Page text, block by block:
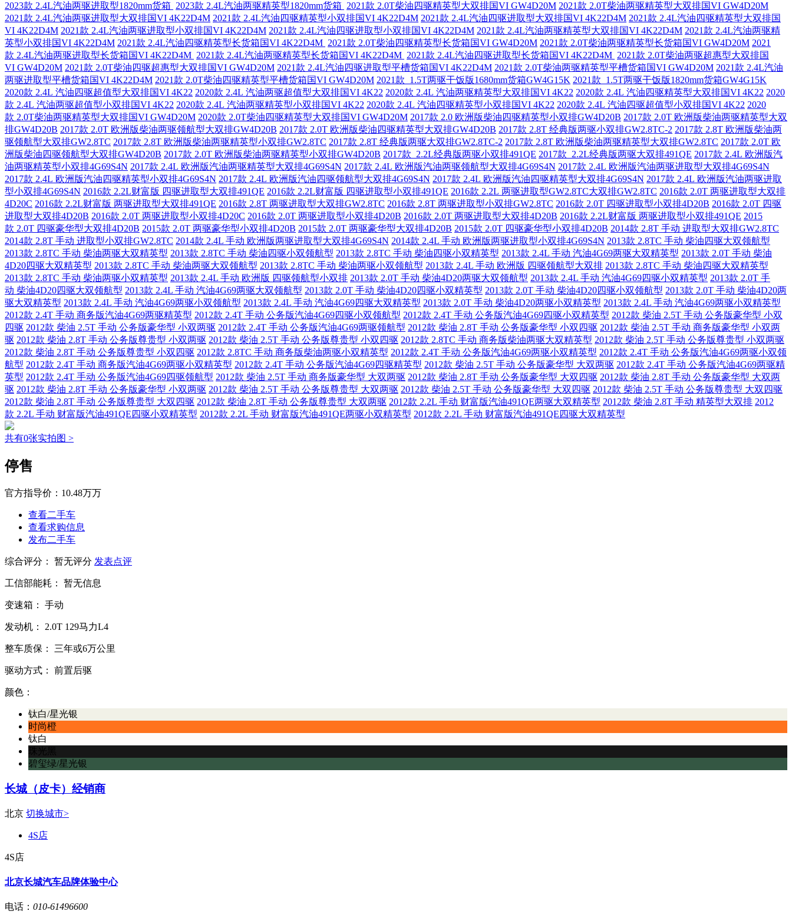
2023款 2.4L汽油两驱进取型1820mm货箱 2023款 2.4L汽油两驱精英型1820mm货箱 2021款 2.0T柴油四驱精英型大双排国VI GW4D20M 2021款 2.0T柴油两驱精英型大双排国VI GW4D20M
2021款 2.4L汽油两驱进取型大双排国VI 4K22D4M 2021款 2.4L汽油四驱精英型小双排国VI 4K22D4M 2021款 2.4L汽油四驱进取型大双排国VI 4K22D4M 2021款 2.4L汽油四驱精英型大双排国
VI 4K22D4M 2021款 2.4L汽油两驱进取型小双排国VI 4K22D4M 2021款 2.4L汽油四驱进取型小双排国VI 4K22D4M 2021款 2.4L汽油两驱精英型大双排国VI 4K22D4M 2021款 2.4L汽油两驱精
英型小双排国VI 4K22D4M 2021款 2.4L汽油四驱精英型长货箱国VI 4K22D4M 2021款 2.0T柴油四驱精英型长货箱国VI GW4D20M 2021款 2.0T柴油两驱精英型长货箱国VI GW4D20M 2021
款 2.4L汽油两驱进取型长货箱国VI 4K22D4M 2021款 2.4L汽油两驱精英型长货箱国VI 4K22D4M 2021款 2.4L汽油四驱进取型长货箱国VI 4K22D4M 2021款 2.0T柴油两驱超惠型大双排国
VI GW4D20M 2021款 2.0T柴油四驱超惠型大双排国VI GW4D20M 2021款 2.4L汽油四驱进取型平槽货箱国VI 4K22D4M 2021款 2.0T柴油两驱精英型平槽货箱国VI GW4D20M 2021款 2.4L汽油
两驱进取型平槽货箱国VI 4K22D4M 2021款 2.0T柴油四驱精英型平槽货箱国VI GW4D20M 2021款 1.5T两驱干饭版1680mm货箱GW4G15K 2021款 1.5T两驱干饭版1820mm货箱GW4G15K
2020款 2.4L 汽油四驱超值型大双排国VI 4K22 2020款 2.4L 汽油两驱超值型大双排国VI 4K22 2020款 2.4L 汽油两驱精英型大双排国VI 4K22 2020款 2.4L 汽油四驱精英型大双排国VI 4K22 2020
款 2.4L 汽油两驱超值型小双排国VI 4K22 2020款 2.4L 汽油两驱精英型小双排国VI 4K22 2020款 2.4L 汽油四驱精英型小双排国VI 4K22 2020款 2.4L 汽油四驱超值型小双排国VI 4K22 2020
款 2.0T柴油两驱精英型大双排国VI GW4D20M 2020款 2.0T柴油四驱精英型大双排国VI GW4D20M 2017款 2.0 欧洲版柴油四驱精英型小双排GW4D20B 2017款 2.0T 欧洲版柴油两驱精英型大双
排GW4D20B 2017款 2.0T 欧洲版柴油两驱领航型大双排GW4D20B 2017款 2.0T 欧洲版柴油四驱精英型大双排GW4D20B 2017款 2.8T 经典版两驱小双排GW2.8TC-2 2017款 2.8T 欧洲版柴油两
驱领航型大双排GW2.8TC 2017款 2.8T 欧洲版柴油两驱精英型小双排GW2.8TC 2017款 2.8T 经典版两驱大双排GW2.8TC-2 2017款 2.8T 欧洲版柴油两驱精英型大双排GW2.8TC 2017款 2.0T 欧
洲版柴油四驱领航型大双排GW4D20B 2017款 2.0T 欧洲版柴油两驱精英型小双排GW4D20B 2017款 2.2L经典版两驱小双排491QE 2017款 2.2L经典版两驱大双排491QE 2017款 2.4L 欧洲版汽
油两驱精英型小双排4G69S4N 2017款 2.4L 欧洲版汽油两驱精英型大双排4G69S4N 2017款 2.4L 欧洲版汽油两驱领航型大双排4G69S4N 2017款 2.4L 欧洲版汽油两驱进取型大双排4G69S4N
2017款 2.4L 欧洲版汽油四驱精英型小双排4G69S4N 2017款 2.4L 欧洲版汽油四驱领航型大双排4G69S4N 2017款 2.4L 欧洲版汽油四驱精英型大双排4G69S4N 2017款 2.4L 欧洲版汽油两驱进取
型小双排4G69S4N 2016款 2.2L财富版 四驱进取型大双排491QE 2016款 2.2L财富版 四驱进取型小双排491QE 2016款 2.2L 两驱进取型GW2.8TC大双排GW2.8TC 2016款 2.0T 两驱进取型大双排
4D20C 2016款 2.2L财富版 两驱进取型大双排491QE 2016款 2.8T 两驱进取型大双排GW2.8TC 2016款 2.8T 两驱进取型小双排GW2.8TC 2016款 2.0T 四驱进取型小双排4D20B 2016款 2.0T 四驱
进取型大双排4D20B 2016款 2.0T 两驱进取型小双排4D20C 2016款 2.0T 两驱进取型小双排4D20B 2016款 2.0T 两驱进取型大双排4D20B 2016款 2.2L财富版 两驱进取型小双排491QE 2015
款 2.0T 四驱豪华型大双排4D20B 2015款 2.0T 两驱豪华型小双排4D20B 2015款 2.0T 两驱豪华型大双排4D20B 2015款 2.0T 四驱豪华型小双排4D20B 2014款 2.8T 手动 进取型大双排GW2.8TC
2014款 2.8T 手动 进取型小双排GW2.8TC 2014款 2.4L 手动 欧洲版两驱进取型大双排4G69S4N 2014款 2.4L 手动 欧洲版两驱进取型小双排4G69S4N 2013款 2.8TC 手动 柴油四驱大双领航型
2013款 2.8TC 手动 柴油两驱大双精英型 2013款 2.8TC 手动 柴油四驱小双领航型 2013款 2.8TC 手动 柴油四驱小双精英型 2013款 2.4L 手动 汽油4G69两驱大双精英型 2013款 2.0T 手动 柴油
4D20四驱大双精英型 2013款 2.8TC 手动 柴油两驱大双领航型 2013款 2.8TC 手动 柴油两驱小双领航型 2013款 2.4L 手动 欧洲版 四驱领航型大双排 2013款 2.8TC 手动 柴油四驱大双精英型
2013款 2.8TC 手动 柴油两驱小双精英型 2013款 2.4L 手动 欧洲版 四驱领航型小双排 2013款 2.0T 手动 柴油4D20两驱大双领航型 2013款 2.4L 手动 汽油4G69四驱小双精英型 2013款 2.0T 手
动 柴油4D20四驱大双领航型 2013款 2.4L 手动 汽油4G69两驱大双领航型 2013款 2.0T 手动 柴油4D20四驱小双精英型 2013款 2.0T 手动 柴油4D20四驱小双领航型 2013款 2.0T 手动 柴油4D20两
驱大双精英型 2013款 2.4L 手动 汽油4G69两驱小双领航型 2013款 2.4L 手动 汽油4G69四驱大双精英型 2013款 2.0T 手动 柴油4D20两驱小双精英型 2013款 2.4L 手动 汽油4G69两驱小双精英型
2012款 2.4T 手动 商务版汽油4G69两驱精英型 2012款 2.4T 手动 公务版汽油4G69四驱小双领航型 2012款 2.4T 手动 公务版汽油4G69四驱小双精英型 2012款 柴油 2.5T 手动 公务版豪华型 小双
四驱 2012款 柴油 2.5T 手动 公务版豪华型 小双两驱 2012款 2.4T 手动 公务版汽油4G69两驱领航型 2012款 柴油 2.8T 手动 公务版豪华型 小双四驱 2012款 柴油 2.5T 手动 商务版豪华型 小双两
驱 2012款 柴油 2.8T 手动 公务版尊贵型 小双两驱 2012款 柴油 2.5T 手动 公务版尊贵型 小双四驱 2012款 2.8TC 手动 商务版柴油两驱大双精英型 2012款 柴油 2.5T 手动 公务版尊贵型 小双两驱
2012款 柴油 2.8T 手动 公务版尊贵型 小双四驱 2012款 2.8TC 手动 商务版柴油两驱小双精英型 2012款 2.4T 手动 公务版汽油4G69两驱小双精英型 2012款 2.4T 手动 公务版汽油4G69两驱小双领
航型 2012款 2.4T 手动 商务版汽油4G69两驱小双精英型 2012款 2.4T 手动 公务版汽油4G69四驱精英型 2012款 柴油 2.5T 手动 公务版豪华型 大双两驱 2012款 2.4T 手动 公务版汽油4G69两驱精
英型 2012款 2.4T 手动 公务版汽油4G69四驱领航型 2012款 柴油 2.5T 手动 商务版豪华型 大双两驱 2012款 柴油 2.8T 手动 公务版豪华型 大双四驱 2012款 柴油 2.8T 手动 公务版豪华型 大双两
驱 2012款 柴油 2.8T 手动 公务版豪华型 小双两驱 2012款 柴油 2.5T 手动 公务版尊贵型 大双两驱 2012款 柴油 2.5T 手动 公务版豪华型 大双四驱 2012款 柴油 2.5T 手动 公务版尊贵型 大双四驱
2012款 柴油 2.8T 手动 公务版尊贵型 大双四驱 2012款 柴油 2.8T 手动 公务版尊贵型 大双两驱 2012款 2.2L 手动 财富版汽油491QE两驱大双精英型 2012款 柴油 2.8T 手动 精英型大双排 2012
款 2.2L 手动 财富版汽油491QE四驱小双精英型 2012款 2.2L 手动 财富版汽油491QE两驱小双精英型 2012款 2.2L 手动 财富版汽油491QE四驱大双精英型
共有0张实拍图 >
停售
官方指导价： 10.48万万
查看二手车
查看求购信息
发布二手车
综合评分： 暂无评分 发表点评
工信部能耗： 暂无信息
变速箱： 手动
发动机： 2.0T 129马力L4
整车质保： 三年或6万公里
驱动方式： 前置后驱
颜色：
钛白/星光银
时尚橙
钛白
碧玺绿/星光银
长城（皮卡）经销商
北京 切换城市>
4S店
4S店
北京长城汽车品牌体验中心
电话： 010-61496600